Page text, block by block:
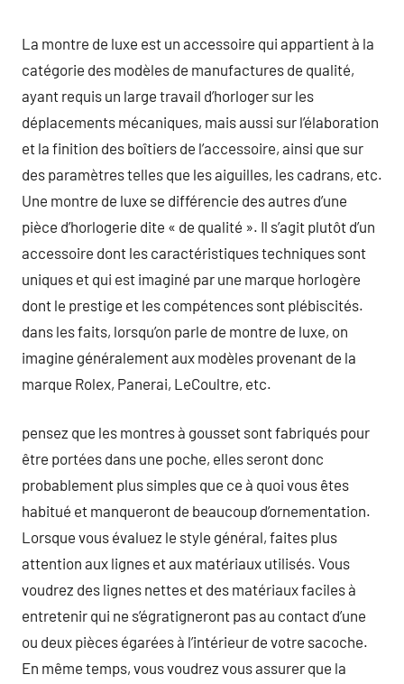
La montre de luxe est un accessoire qui appartient à la
catégorie des modèles de manufactures de qualité,
ayant requis un large travail d’horloger sur les
déplacements mécaniques, mais aussi sur l’élaboration
et la finition des boîtiers de l’accessoire, ainsi que sur
des paramètres telles que les aiguilles, les cadrans, etc.
Une montre de luxe se différencie des autres d’une
pièce d’horlogerie dite « de qualité ». Il s’agit plutôt d’un
accessoire dont les caractéristiques techniques sont
uniques et qui est imaginé par une marque horlogère
dont le prestige et les compétences sont plébiscités.
dans les faits, lorsqu’on parle de montre de luxe, on
imagine généralement aux modèles provenant de la
marque Rolex, Panerai, LeCoultre, etc.
pensez que les montres à gousset sont fabriqués pour
être portées dans une poche, elles seront donc
probablement plus simples que ce à quoi vous êtes
habitué et manqueront de beaucoup d’ornementation.
Lorsque vous évaluez le style général, faites plus
attention aux lignes et aux matériaux utilisés. Vous
voudrez des lignes nettes et des matériaux faciles à
entretenir qui ne s’égratigneront pas au contact d’une
ou deux pièces égarées à l’intérieur de votre sacoche.
En même temps, vous voudrez vous assurer que la